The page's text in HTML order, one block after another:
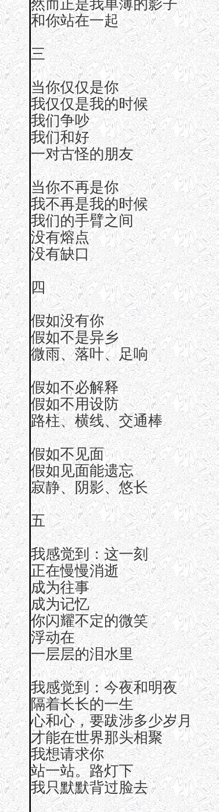
然而正是我单薄的影子
和你站在一起
三
当你仅仅是你
我仅仅是我的时候
我们争吵
我们和好
一对古怪的朋友
当你不再是你
我不再是我的时候
我们的手臂之间
没有熔点
没有缺口
四
假如没有你
假如不是异乡
微雨、落叶、足响
假如不必解释
假如不用设防
路柱、横线、交通棒
假如不见面
假如见面能遗忘
寂静、阴影、悠长
五
我感觉到：这一刻
正在慢慢消逝
成为往事
成为记忆
你闪耀不定的微笑
浮动在
一层层的泪水里
我感觉到：今夜和明夜
隔着长长的一生
心和心，要跋涉多少岁月
才能在世界那头相聚
我想请求你
站一站。路灯下
我只默默背过脸去